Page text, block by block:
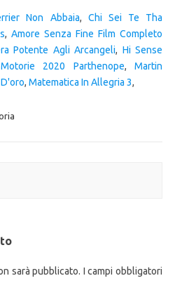
Non Abbaia, Chi Sei Te Tha
, Amore Senza Fine Film Completo
Potente Agli Arcangeli, Hi Sense
2020 Parthenope, Martin
, Matematica In Allegria 3,
sarà pubblicato. I campi obbligatori